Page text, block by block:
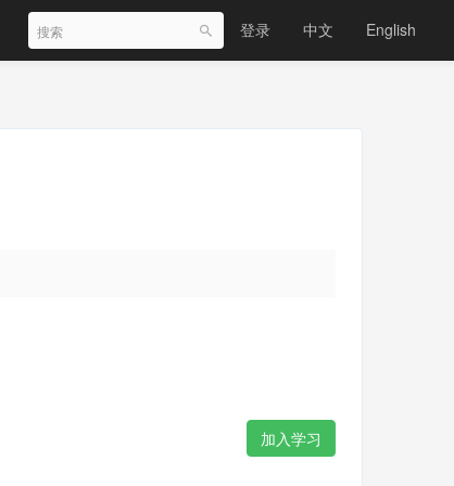
登录 中文 English
加入学习